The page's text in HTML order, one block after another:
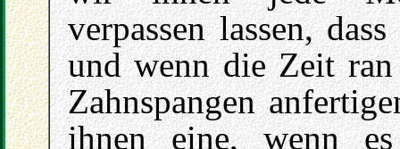
verpassen lassen,
und wenn die Zeit
Zahnspangen
ihnen eine, wenn